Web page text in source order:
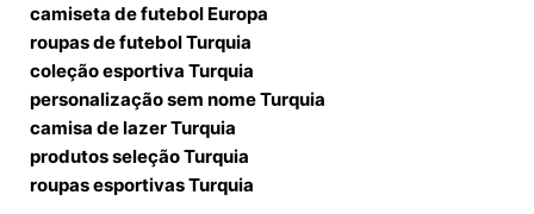
camiseta de futebol Europa
roupas de futebol Turquia
coleção esportiva Turquia
personalização sem nome Turquia
camisa de lazer Turquia
produtos seleção Turquia
roupas esportivas Turquia